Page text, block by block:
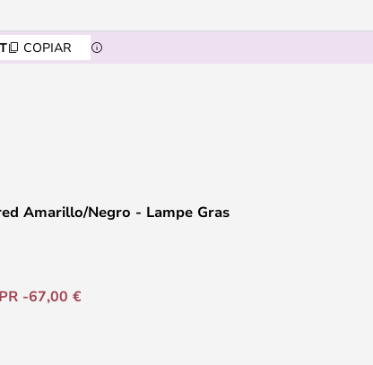
COPIAR
Amarillo/Negro - Lampe Gras
-67,00 €